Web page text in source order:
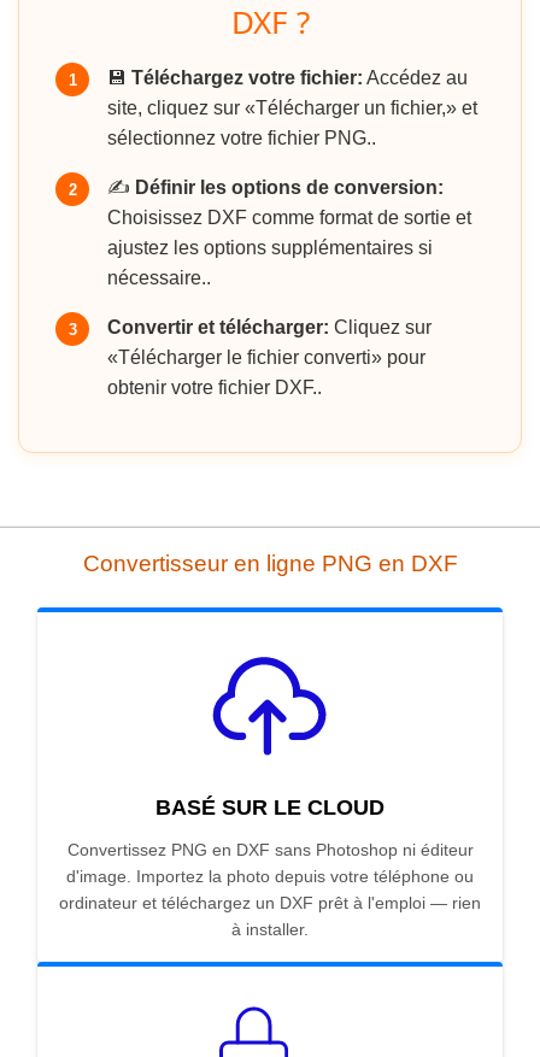
DXF ?
1 💾 Téléchargez votre fichier: Accédez au
site, cliquez sur «Télécharger un fichier,» et
sélectionnez votre fichier PNG..
2 ✍️ Définir les options de conversion:
Choisissez DXF comme format de sortie et
ajustez les options supplémentaires si
nécessaire..
3 Convertir et télécharger: Cliquez sur
«Télécharger le fichier converti» pour
obtenir votre fichier DXF..
Convertisseur en ligne PNG en DXF
BASÉ SUR LE CLOUD
Convertissez PNG en DXF sans Photoshop ni éditeur
d'image. Importez la photo depuis votre téléphone ou
ordinateur et téléchargez un DXF prêt à l'emploi — rien
à installer.